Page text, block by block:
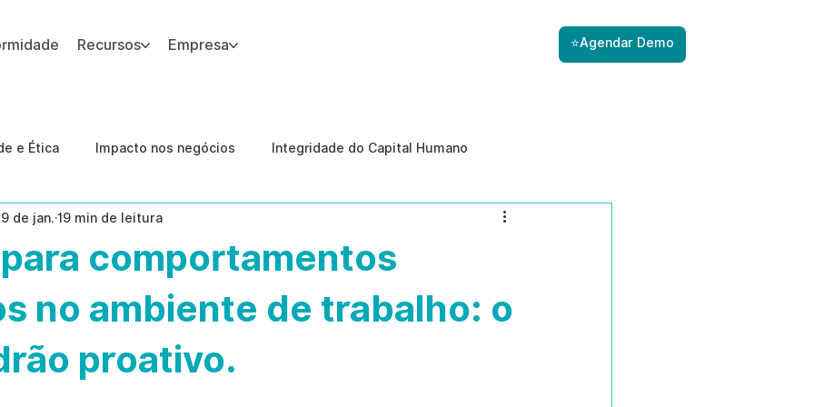
Recursos Empresa ⭐Agendar Demo
e Ética Impacto nos negócios Integridade do Capital Humano
Estudos de caso Gestão de Riscos com IA
Internas Ética da IA revenção de ameaças internas Prevenção de ameaças internas
comportamentos
no ambiente de trabalho: o
proativo.
de jan. 19 min de leitura